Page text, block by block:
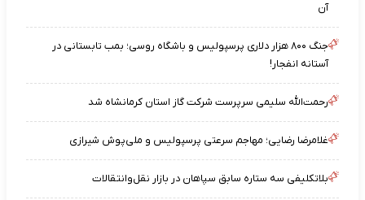
آن
جنگ ۸۰۰ هزار دلاری پرسپولیس و باشگاه روسی؛ بمب تابستانی در
آستانه انفجار!
رحمت‌الله سلیمی سرپرست شرکت گاز استان کرمانشاه شد
غلامرضا رضایی؛ مهاجم سرعتی پرسپولیس و ملی‌پوش شیرازی
بلاتکلیفی سه ستاره سابق سپاهان در بازار نقل‌وانتقالات